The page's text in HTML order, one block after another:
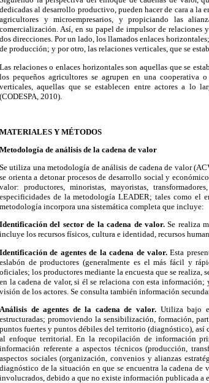
dedicadas al desarrollo productivo, pueden hacer de cara a la
agricultores y microempresarios, y propiciando las
comercialización. Así, en su papel de impulsor de relaciones
dos direcciones. Por un lado, los llamados enlaces
de producción; y por otro, las relaciones verticales, que se
Las relaciones o enlaces horizontales son aquellas que se
los pequeños agricultores se agrupen en una cooperativa
verticales, aquellas que se establecen entre actores a lo
(CODESPA, 2010).
MATERIALES Y MÉTODOS
Metodología de análisis de la cadena de valor
Se utiliza una metodología de análisis de cadena de valor
se orienta a detonar procesos de desarrollo social y
valor: productores, minoristas, mayoristas,
especificidades de la metodología LEADER; tales como el
metodología incorpora una sistemática completa que incluye:
Identificación del sector de la cadena de valor. Se realiza
incluye los recursos físicos, cultura e identidad, recursos
Identificación de agentes de la cadena de valor.Esta
eslabón de productores (generalmente es el más fácil y
oficiales; los productores mediante la encuesta que se realiza,
en la cadena de valor, si él se relaciona con esta
visión de los actores. Se consulta también información
Análisis de agentes de la cadena de valor. Utiliza bajo
estructuradas; promoviendo la sensibilización, formación,
puntos fuertes y puntos débiles del territorio (diagnóstico), así
al enfoque territorial. En la recopilación de información
información referente a aspectos técnicos (producción,
aspectos sociales (organización, convenios y alianzas
diagnóstico de la situación en que se encuentra la cadena
involucrados, debido a que no existe información publicada a